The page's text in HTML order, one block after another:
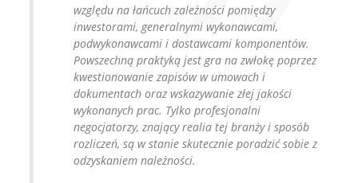
względu na łańcuch zależności pomiędzy
inwestorami, generalnymi wykonawcami,
podwykonawcami i dostawcami komponentów.
Powszechną praktyką jest gra na zwłokę poprzez
kwestionowanie zapisów w umowach i
dokumentach oraz wskazywanie złej jakości
wykonanych prac. Tylko profesjonalni
negocjatorzy, znający realia tej branży i sposób
rozliczeń, są w stanie skutecznie poradzić sobie z
odzyskaniem należności.